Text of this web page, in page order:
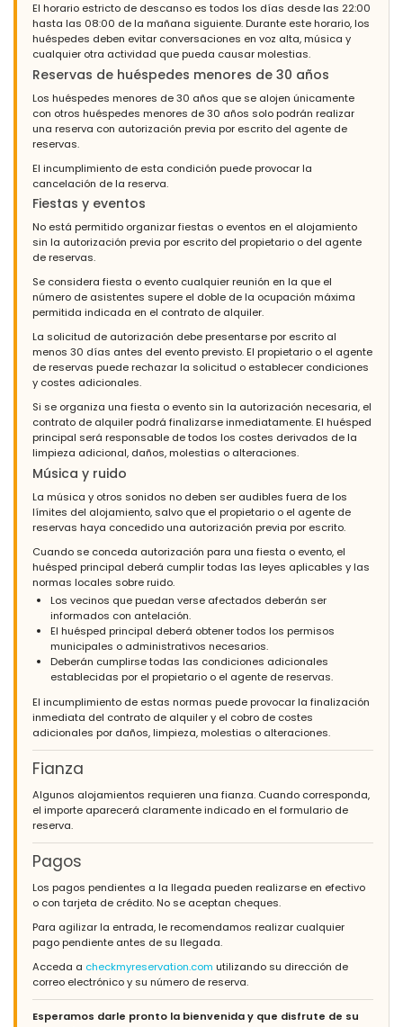
El horario estricto de descanso es todos los días desde las 22:00
hasta las 08:00 de la mañana siguiente. Durante este horario, los
huéspedes deben evitar conversaciones en voz alta, música y
cualquier otra actividad que pueda causar molestias.
Reservas de huéspedes menores de 30 años
Los huéspedes menores de 30 años que se alojen únicamente
con otros huéspedes menores de 30 años solo podrán realizar
una reserva con autorización previa por escrito del agente de
reservas.
El incumplimiento de esta condición puede provocar la
cancelación de la reserva.
Fiestas y eventos
No está permitido organizar fiestas o eventos en el alojamiento
sin la autorización previa por escrito del propietario o del agente
de reservas.
Se considera fiesta o evento cualquier reunión en la que el
número de asistentes supere el doble de la ocupación máxima
permitida indicada en el contrato de alquiler.
La solicitud de autorización debe presentarse por escrito al
menos 30 días antes del evento previsto. El propietario o el agente
de reservas puede rechazar la solicitud o establecer condiciones
y costes adicionales.
Si se organiza una fiesta o evento sin la autorización necesaria, el
contrato de alquiler podrá finalizarse inmediatamente. El huésped
principal será responsable de todos los costes derivados de la
limpieza adicional, daños, molestias o alteraciones.
Música y ruido
La música y otros sonidos no deben ser audibles fuera de los
límites del alojamiento, salvo que el propietario o el agente de
reservas haya concedido una autorización previa por escrito.
Cuando se conceda autorización para una fiesta o evento, el
huésped principal deberá cumplir todas las leyes aplicables y las
normas locales sobre ruido.
Los vecinos que puedan verse afectados deberán ser
informados con antelación.
El huésped principal deberá obtener todos los permisos
municipales o administrativos necesarios.
Deberán cumplirse todas las condiciones adicionales
establecidas por el propietario o el agente de reservas.
El incumplimiento de estas normas puede provocar la finalización
inmediata del contrato de alquiler y el cobro de costes
adicionales por daños, limpieza, molestias o alteraciones.
Fianza
Algunos alojamientos requieren una fianza. Cuando corresponda,
el importe aparecerá claramente indicado en el formulario de
reserva.
Pagos
Los pagos pendientes a la llegada pueden realizarse en efectivo
o con tarjeta de crédito. No se aceptan cheques.
Para agilizar la entrada, le recomendamos realizar cualquier
pago pendiente antes de su llegada.
Acceda a checkmyreservation.com utilizando su dirección de
correo electrónico y su número de reserva.
Esperamos darle pronto la bienvenida y que disfrute de su